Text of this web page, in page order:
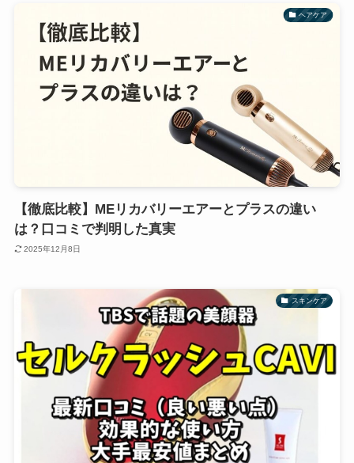
ヘアケア
【徹底比較】MEリカバリーエアーとプラスの違い
は？口コミで判明した真実
2025年12月8日
スキンケア